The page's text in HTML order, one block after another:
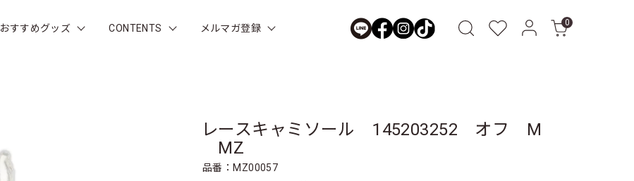
おすすめグッズ CONTENTS メルマガ登録 0
レースキャミソール 145203252 オフ M
MZ
品番：MZ00057